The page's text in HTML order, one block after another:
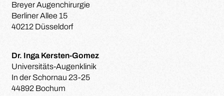
Breyer Augenchirurgie
Berliner Allee 15
40212 Düsseldorf
Dr. Inga Kersten-Gomez
Universitäts-Augenklinik
In der Schornau 23-25
44892 Bochum